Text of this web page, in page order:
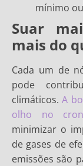
mínimo
Suar
mais do
Cada um de
pode
climáticos.A
olho no
minimizar o
de gases de
emissões são